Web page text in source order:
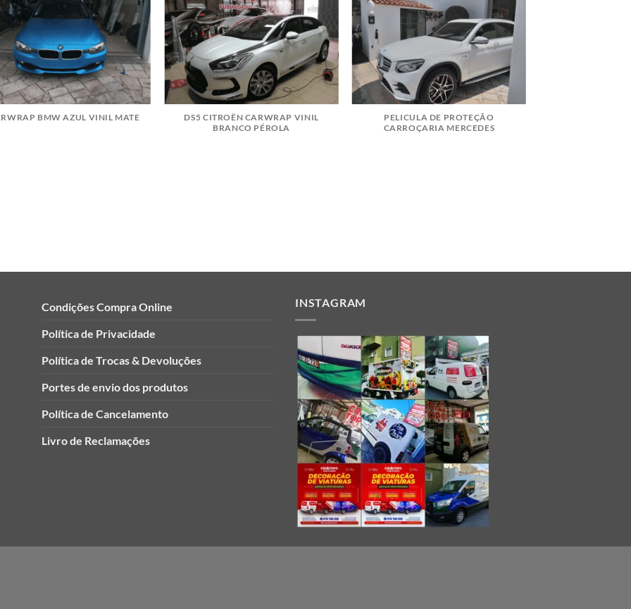
BMW AZUL VINIL MATE
DS5 CITROËN CARWRAP VINIL
BRANCO PÉROLA
PELICULA DE PROTEÇÃO
CARROÇARIA MERCEDES
Condições Compra Online
Política de Privacidade
Política de Trocas & Devoluções
Portes de envio dos produtos
Política de Cancelamento
Livro de Reclamações
INSTAGRAM